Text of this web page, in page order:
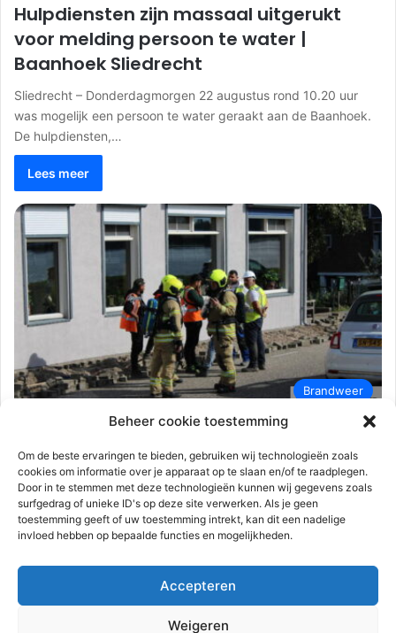
Beheer cookie toestemming
Om de beste ervaringen te bieden, gebruiken wij technologieën zoals
cookies om informatie over je apparaat op te slaan en/of te raadplegen.
Door in te stemmen met deze technologieën kunnen wij gegevens zoals
surfgedrag of unieke ID's op deze site verwerken. Als je geen
toestemming geeft of uw toestemming intrekt, kan dit een nadelige
invloed hebben op bepaalde functies en mogelijkheden.
Accepteren
Weigeren
Hulpdiensten zijn massaal uitgerukt
voor melding persoon te water |
Baanhoek Sliedrecht
Sliedrecht – Donderdagmorgen 22 augustus rond 10.20 uur
was mogelijk een persoon te water geraakt aan de Baanhoek.
De hulpdiensten,…
Lees meer
Brandweer
25 september 2023 0 147
Brandweer rukt uit voor gaslek tijdens
aanleg glasvezel | Baanhoek Sliedrecht
Sliedrecht – Maandagmorgen 25 september tegen 11.55 uur
was een gaslekkage ontstaan aan de Baanhoek. Bij de aanleg